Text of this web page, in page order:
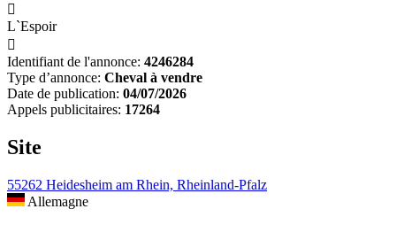

L`Espoir

Identifiant de l'annonce: 4246284
Type d’annonce: Cheval à vendre
Date de publication: 04/07/2026
Appels publicitaires: 17264
Site
55262 Heidesheim am Rhein, Rheinland-Pfalz
Allemagne